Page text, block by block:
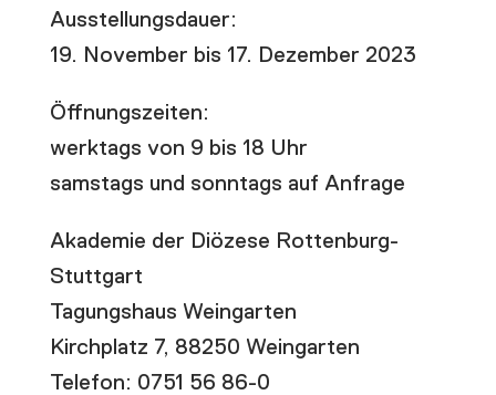
Ausstellungsdauer:
19. November bis 17. Dezember 2023
Öffnungszeiten:
werktags von 9 bis 18 Uhr
samstags und sonntags auf Anfrage
Akademie der Diözese Rottenburg-
Stuttgart
Tagungshaus Weingarten
Kirchplatz 7, 88250 Weingarten
Telefon: 0751 56 86-0